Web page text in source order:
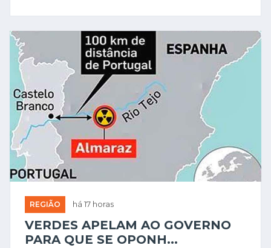
REGIÃO há 17 horas
VERDES APELAM AO GOVERNO
PARA QUE SE OPONH...